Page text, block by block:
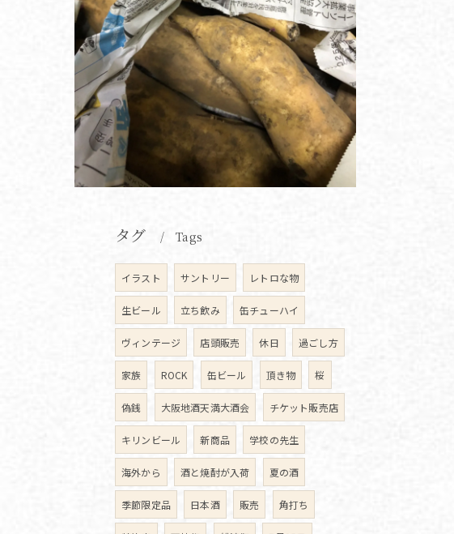
タグ Tags
イラスト サントリー レトロな物
生ビール 立ち飲み 缶チューハイ
ヴィンテージ 店頭販売 休日 過ごし方
家族 ROCK 缶ビール 頂き物 桜
偽銭 大阪地酒天満大酒会 チケット販売店
キリンビール 新商品 学校の先生
海外から 酒と焼酎が入荷 夏の酒
季節限定品 日本酒 販売 角打ち